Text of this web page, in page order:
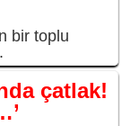
bir toplu
çatlak!